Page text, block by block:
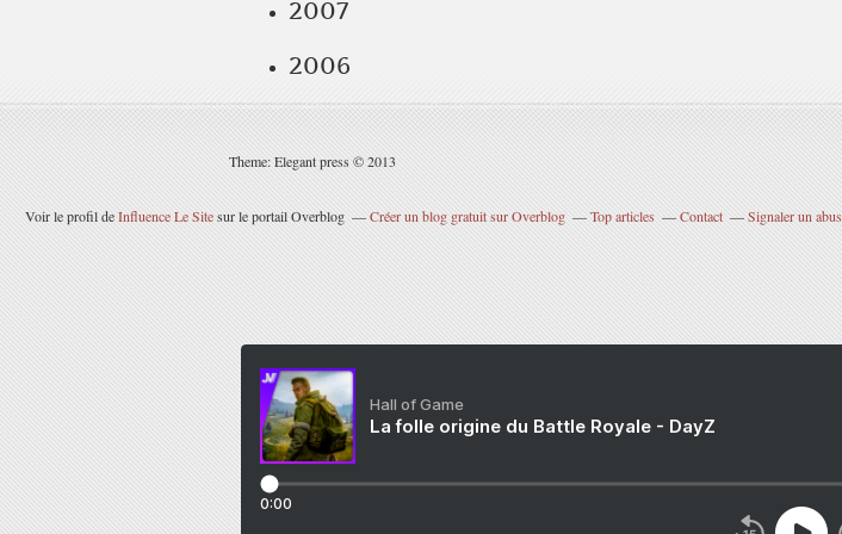
2007
2006
Theme: Elegant press © 2013
Voir le profil deInfluence Le Sitesur le portail Overblog Créer un blog gratuit sur Overblog Top articles Contact Signaler un abus
Hall of Game
La folle origine du Battle Royale - DayZ
0:00